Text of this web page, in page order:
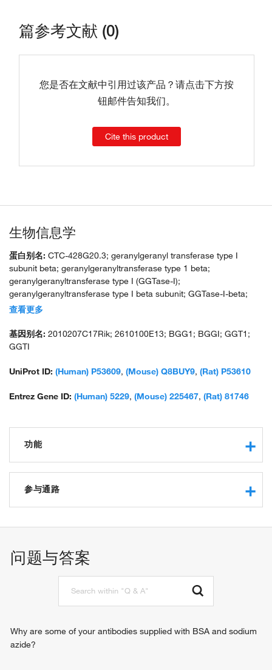
篇参考文献 (0)
您是否在文献中引用过该产品？请点击下方按
钮邮件告知我们。
Cite this product
生物信息学
蛋白别名: CTC-428G20.3; geranylgeranyl transferase type I
subunit beta; geranylgeranyltransferase type 1 beta;
geranylgeranyltransferase type I (GGTase-I);
geranylgeranyltransferase type I beta subunit; GGTase-I-beta;
protein geranylgeranyltransferase type 1 subunit beta; protein
geranyl-geranyltransferase subunit beta; unnamed protein
product
查看更多
基因别名: 2010207C17Rik; 2610100E13; BGG1; BGGI; GGT1;
GGTI
UniProt ID: (Human) P53609, (Mouse) Q8BUY9, (Rat) P53610
Entrez Gene ID: (Human) 5229, (Mouse) 225467, (Rat) 81746
功能
catalytic activity
protein geranylgeranyltransferase activity
zinc ion binding
small molecule binding
peptide binding
参与通路
CAAX-box protein maturation
问题与答案
Why are some of your antibodies supplied with BSA and sodium
azide?